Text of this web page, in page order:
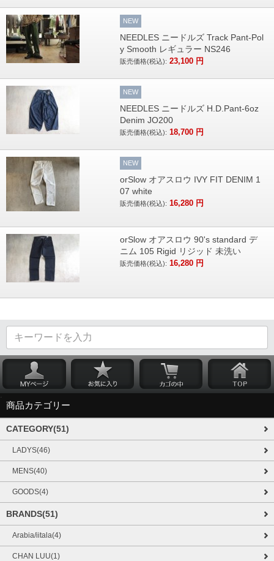
NEW
NEEDLES ニードルズ Track Pant-Pol
y Smooth レギュラー NS246
販売価格(税込): 23,100 円
NEW
NEEDLES ニードルズ H.D.Pant-6oz
Denim JO200
販売価格(税込): 18,700 円
NEW
orSlow オアスロウ IVY FIT DENIM 1
07 white
販売価格(税込): 16,280 円
orSlow オアスロウ 90's standard デ
ニム 105 Rigid リジッド 未洗い
販売価格(税込): 16,280 円
商品カテゴリー
CATEGORY(51)
LADYS(46)
MENS(40)
GOODS(4)
BRANDS(51)
Arabia/iitala(4)
CHAN LUU(1)